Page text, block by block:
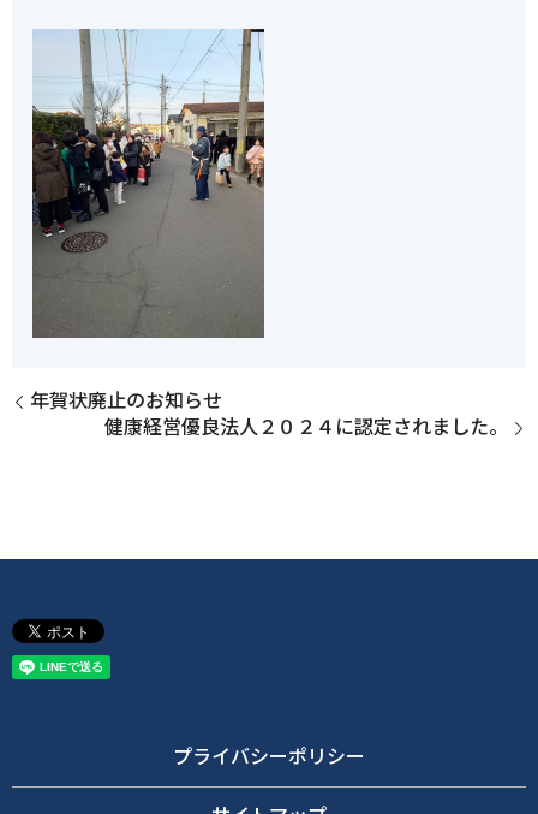
年賀状廃止のお知らせ
健康経営優良法人２０２４に認定されました。
プライバシーポリシー